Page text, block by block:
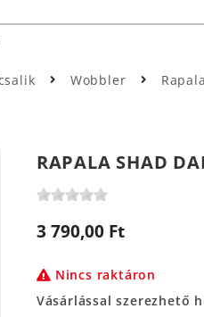
Wobbler
RAPALA SHAD
3 790,00 Ft
Nincs raktáron
Vásárlással szerezhető